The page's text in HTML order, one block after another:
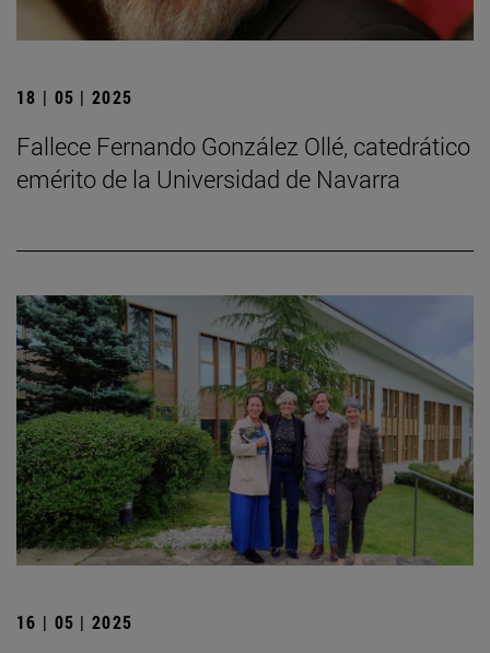
18 | 05 | 2025
Fallece Fernando González Ollé, catedrático
emérito de la Universidad de Navarra
16 | 05 | 2025